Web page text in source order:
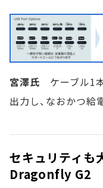
宮澤氏 ケーブル1
出力し、なおかつ給
セキュリティも
Dragonfly G2